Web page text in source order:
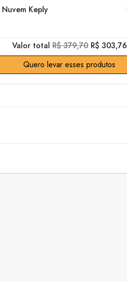
Keply
Valor totalR$ 379,70 R$ 303,76
Quero levar esses produtos